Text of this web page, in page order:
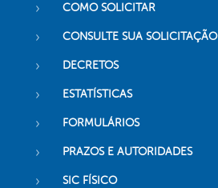
COMO SOLICITAR
CONSULTE SUA SOLICITAÇÃO
DECRETOS
ESTATÍSTICAS
FORMULÁRIOS
PRAZOS E AUTORIDADES
SIC FÍSICO